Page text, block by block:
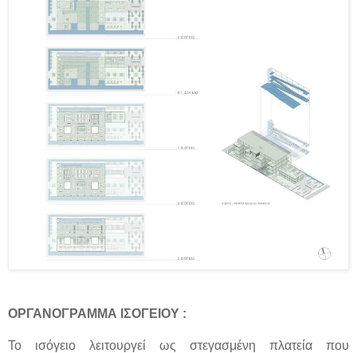
ΟΡΓΑΝΟΓΡΑΜΜΑ ΙΣΟΓΕΙΟΥ :
Το ισόγειο λειτουργεί ως στεγασμένη πλατεία που